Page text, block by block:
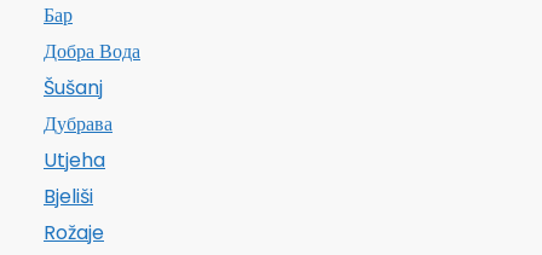
Бар
Добра Вода
Šušanj
Дубрава
Utjeha
Bjeliši
Rožaje